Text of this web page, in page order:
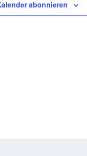
abonnieren